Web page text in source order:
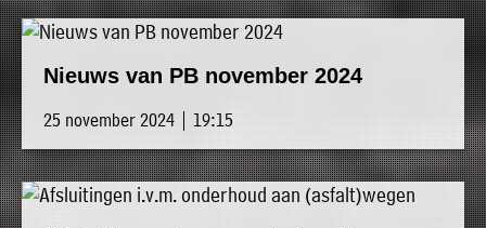
Nieuws van PB november 2024
25 november 2024 | 19:15